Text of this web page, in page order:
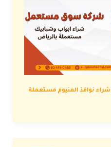
شراء نوافذ المنيوم مستعملة